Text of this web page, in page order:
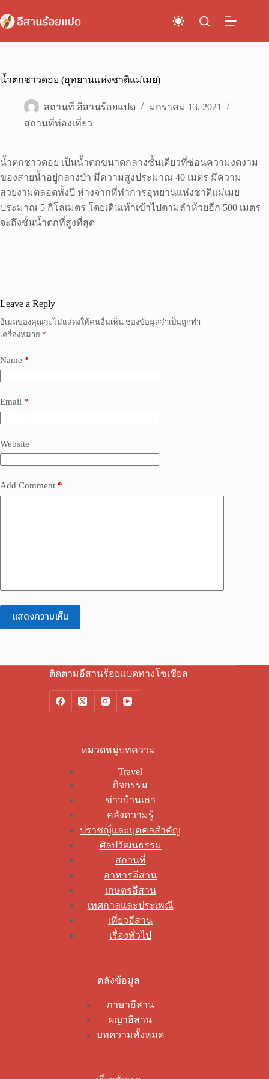
to
content
น้ำตกชาวดอย (อุทยานแห่งชาติแม่เมย)
สถานที่ อีสานร้อยแปด
มกราคม 13, 2021
สถานที่ท่องเที่ยว
น้ำตกชาวดอย เป็นน้ำตกขนาดกลางชั้นเดียวที่ซ่อนความงดงาม
ของสายน้ำอยู่กลางป่า มีความสูงประมาณ 40 เมตร มีความ
สวยงามตลอดทั้งปี ห่างจากที่ทำการอุทยานแห่งชาติแม่เมย
ประมาณ 5 กิโลเมตร โดยเดินเท้าเข้าไปตามลำห้วยอีก 500 เมตร
จะถึงชั้นน้ำตกที่สูงที่สุด
Leave a Reply
อีเมลของคุณจะไม่แสดงให้คนอื่นเห็น ช่องข้อมูลจำเป็นถูกทำ
เครื่องหมาย *
Name *
Email *
Website
Add Comment *
แสดงความเห็น
ติดตามอีสานร้อยแปดทางโซเชียล
หมวดหมู่บทความ
Travel
กิจกรรม
ข่าวบ้านเฮา
คลังความรู้
ปราชญ์และบุคคลสำคัญ
ศิลปวัฒนธรรม
สถานที่
อาหารอีสาน
เกษตรอีสาน
เทศกาลและประเพณี
เที่ยวอีสาน
เรื่องทั่วไป
คลังข้อมูล
ภาษาอีสาน
ผญาอีสาน
บทความทั้งหมด